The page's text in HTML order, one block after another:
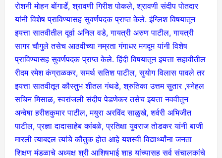
रोशनी मोहन बोंगार्डे, श्रावणी गिरीश पोकले, श्रावणी संदीप पोतदार
यांनी विशेष प्राविण्यासह सुवर्णपदक प्राप्त केले. इंग्लिश विषयातून
इयत्ता सातवीतील दूर्वा अनिल वडे, गायत्री अरुण पाटील, गायत्री
सागर चौगुले तसेच आठवीच्या नम्रता गंगाधर मगदूम यांनी विशेष
प्राविण्यासह सुवर्णपदक प्राप्त केले. हिंदी विषयातून इयत्ता सहावीतील
रीदम रमेश कंग्राळकर, समर्थ सतिश पाटील, सुयोग विलास पावले तर
इयत्ता सातवीतून कौस्तुभ शीतल गंथडे, श्रुतिका उत्तम सुतार ,स्नेहल
सचिन मिसाळ, स्वरांजली संदीप पेडणेकर तसेच इयत्ता नववीतुन
अन्वेषा हरीशकुमार पाटील, मयुरा अरविंद साळुखे, शर्वरी अभिजीत
पाटील, प्रज्ञा दादासाहेब कांबळे, प्रतिक्षा युवराज तोडकर यांनी बाजी
मारली त्याबद्दल त्यांचे कौतुक होत आहे यशस्वी विद्यार्थ्यांना जनता
शिक्षण मंडळाचे अध्यक्ष श्री आशिषभाई शाह यांच्यासह सर्व संचालकांचे